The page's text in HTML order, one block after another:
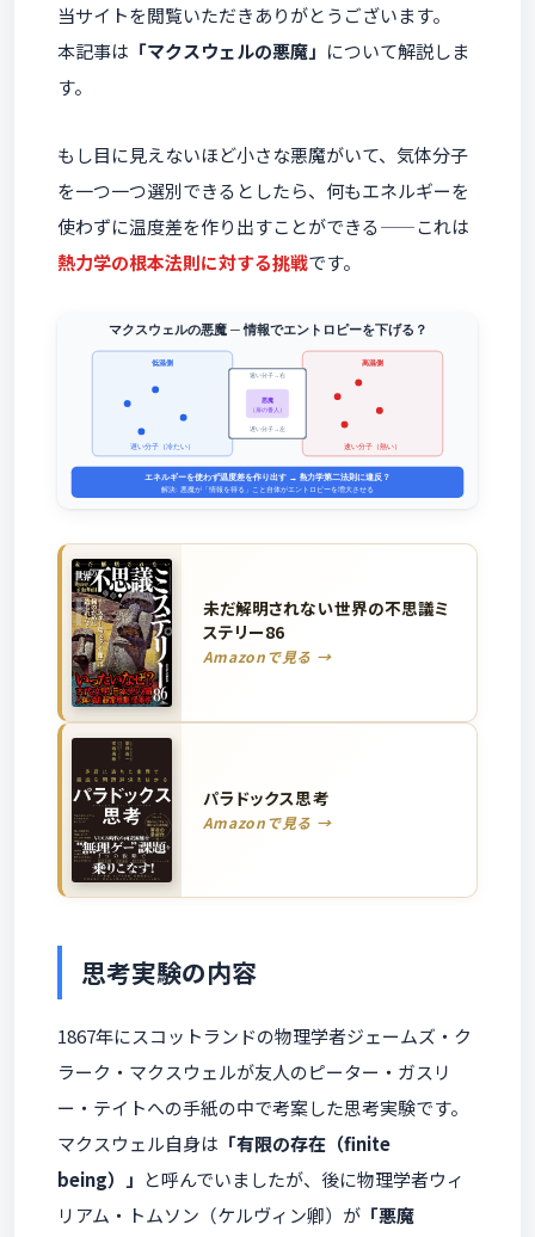
当サイトを閲覧いただきありがとうございます。
本記事は 「マクスウェルの悪魔」 について解説しま
す。
もし目に見えないほど小さな悪魔がいて、気体分子
を一つ一つ選別できるとしたら、何もエネルギーを
使わずに温度差を作り出すことができる——これは
熱力学の根本法則に対する挑戦です。
未だ解明されない世界の不思議ミ
ステリー86
Amazonで見る →
パラドックス思考
Amazonで見る →
思考実験の内容
1867年にスコットランドの物理学者ジェームズ・ク
ラーク・マクスウェルが友人のピーター・ガスリ
ー・テイトへの手紙の中で考案した思考実験です。
マクスウェル自身は 「有限の存在（finite
being）」 と呼んでいましたが、後に物理学者ウィ
リアム・トムソン（ケルヴィン卿）が 「悪魔